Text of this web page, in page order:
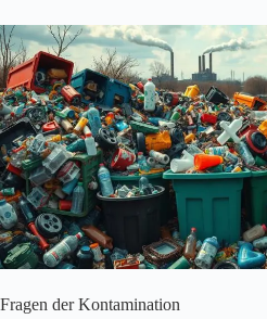
Fragen der Kontamination